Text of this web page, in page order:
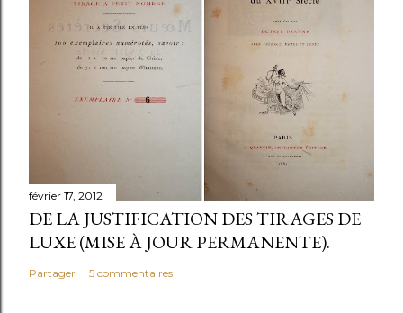
n
c
o
m
février 17, 2012
DE LA JUSTIFICATION DES TIRAGES DE
LUXE (MISE À JOUR PERMANENTE).
Partager 5 commentaires